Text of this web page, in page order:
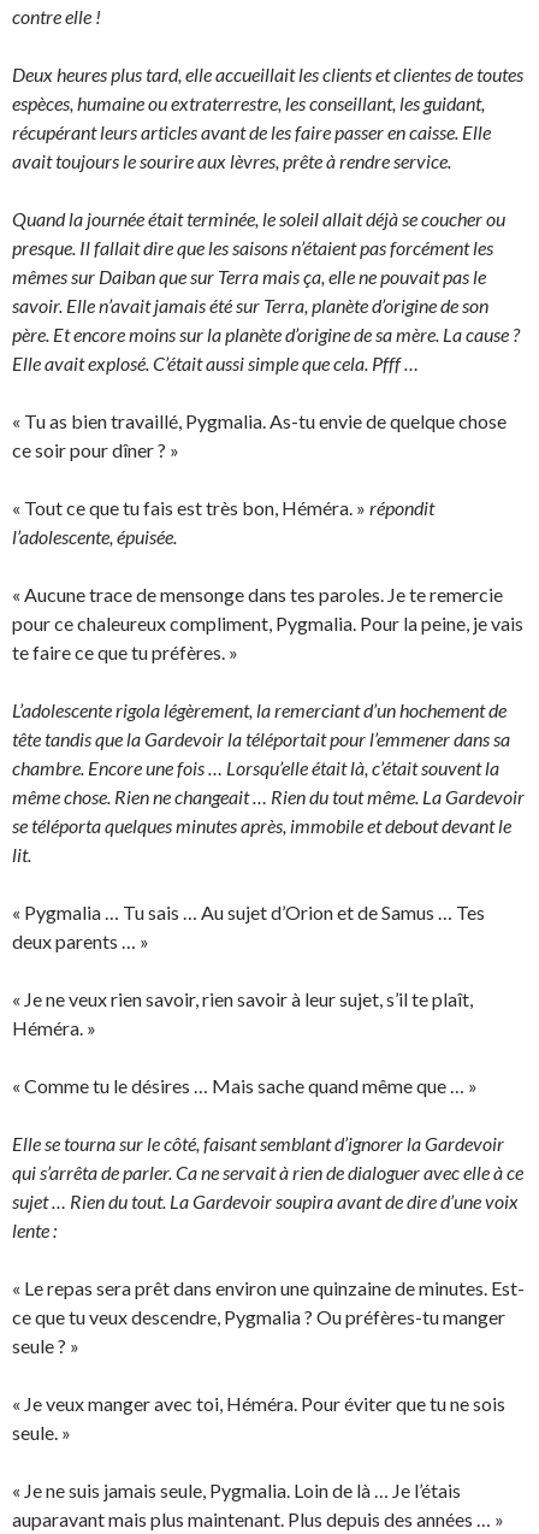
contre elle !
Deux heures plus tard, elle accueillait les clients et clientes de toutes
espèces, humaine ou extraterrestre, les conseillant, les guidant,
récupérant leurs articles avant de les faire passer en caisse. Elle
avait toujours le sourire aux lèvres, prête à rendre service.
Quand la journée était terminée, le soleil allait déjà se coucher ou
presque. Il fallait dire que les saisons n’étaient pas forcément les
mêmes sur Daiban que sur Terra mais ça, elle ne pouvait pas le
savoir. Elle n’avait jamais été sur Terra, planète d’origine de son
père. Et encore moins sur la planète d’origine de sa mère. La cause ?
Elle avait explosé. C’était aussi simple que cela. Pfff …
« Tu as bien travaillé, Pygmalia. As-tu envie de quelque chose
ce soir pour dîner ? »
« Tout ce que tu fais est très bon, Héméra. » répondit
l’adolescente, épuisée.
« Aucune trace de mensonge dans tes paroles. Je te remercie
pour ce chaleureux compliment, Pygmalia. Pour la peine, je vais
te faire ce que tu préfères. »
L’adolescente rigola légèrement, la remerciant d’un hochement de
tête tandis que la Gardevoir la téléportait pour l’emmener dans sa
chambre. Encore une fois … Lorsqu’elle était là, c’était souvent la
même chose. Rien ne changeait … Rien du tout même. La Gardevoir
se téléporta quelques minutes après, immobile et debout devant le
lit.
« Pygmalia … Tu sais … Au sujet d’Orion et de Samus … Tes
deux parents … »
« Je ne veux rien savoir, rien savoir à leur sujet, s’il te plaît,
Héméra. »
« Comme tu le désires … Mais sache quand même que … »
Elle se tourna sur le côté, faisant semblant d’ignorer la Gardevoir
qui s’arrêta de parler. Ca ne servait à rien de dialoguer avec elle à ce
sujet … Rien du tout. La Gardevoir soupira avant de dire d’une voix
lente :
« Le repas sera prêt dans environ une quinzaine de minutes. Est-
ce que tu veux descendre, Pygmalia ? Ou préfères-tu manger
seule ? »
« Je veux manger avec toi, Héméra. Pour éviter que tu ne sois
seule. »
« Je ne suis jamais seule, Pygmalia. Loin de là … Je l’étais
auparavant mais plus maintenant. Plus depuis des années … »